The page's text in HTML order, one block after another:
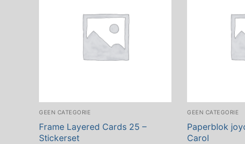
GEEN CATEGORIE
Frame Layered Cards 25 –
Stickerset
GEEN CATEGORIE
Paperblok
Carol